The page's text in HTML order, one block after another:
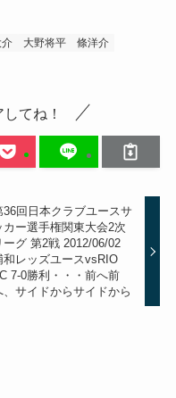
大野将平
條洋介
てね！
36回日本クラブユースサ
カー選手権関東大会2次
ーグ 第2戦 2012/06/02
和レッズユースvsRIO
7-0勝利・・・前へ前
、サイドからサイドから